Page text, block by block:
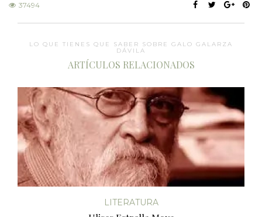
37494
LO QUE TIENES QUE SABER SOBRE GALO GALARZA
DÁVILA
ARTÍCULOS RELACIONADOS
LITERATURA